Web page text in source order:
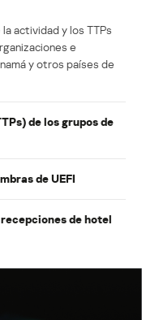
actividad y los TTPs
e
y otros países de
de los grupos de
de UEFI
de hotel